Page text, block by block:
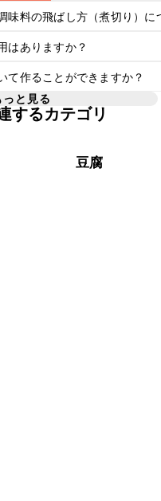
味料の飛ばし方（煮切り）に
合にアルコールを含む調味
、あらかじめ煮切りを行い
ら
はありますか？
て作ることができますか？
は省いてもお作りいただけま
っと見る
するカテゴリ
豆腐